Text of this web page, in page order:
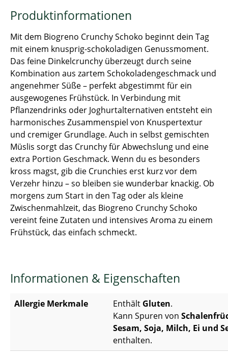
Produktinformationen
Mit dem Biogreno Crunchy Schoko beginnt dein Tag
mit einem knusprig-schokoladigen Genussmoment.
Das feine Dinkelcrunchy überzeugt durch seine
Kombination aus zartem Schokoladengeschmack und
angenehmer Süße – perfekt abgestimmt für ein
ausgewogenes Frühstück. In Verbindung mit
Pflanzendrinks oder Joghurtalternativen entsteht ein
harmonisches Zusammenspiel von Knuspertextur
und cremiger Grundlage. Auch in selbst gemischten
Müslis sorgt das Crunchy für Abwechslung und eine
extra Portion Geschmack. Wenn du es besonders
kross magst, gib die Crunchies erst kurz vor dem
Verzehr hinzu – so bleiben sie wunderbar knackig. Ob
morgens zum Start in den Tag oder als kleine
Zwischenmahlzeit, das Biogreno Crunchy Schoko
vereint feine Zutaten und intensives Aroma zu einem
Frühstück, das einfach schmeckt.
Informationen & Eigenschaften
Allergie Merkmale Enthält Gluten.
Kann Spuren von
Sesam, Soja, Milch, Ei und
enthalten.